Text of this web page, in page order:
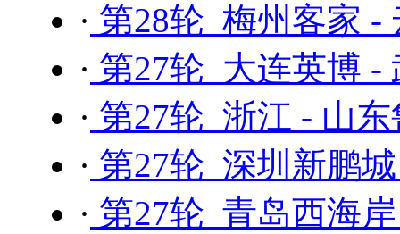
· 第28轮 梅州客家 -
· 第27轮 大连英博 -
· 第27轮 浙江 - 山
· 第27轮 深圳新鹏
· 第27轮 青岛西海